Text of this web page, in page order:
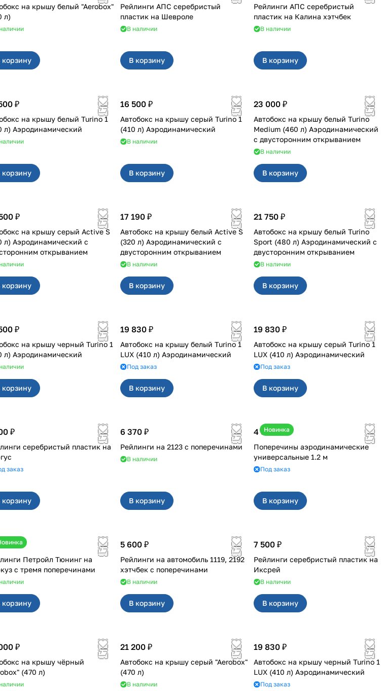
на крышу белый "Aerobox"
л)
корзину
Рейлинги АПС серебристый
пластик на Шевроле
В наличии
В корзину
Рейлинги АПС серебристый
пластик на Калина хэтчбек
В наличии
В корзину
₽
на крышу белый Turino 1
л) Аэродинамический
корзину
16 500 ₽
Автобокс на крышу серый Turino 1
(410 л) Аэродинамический
В наличии
В корзину
23 000 ₽
Автобокс на крышу белый Turino
Medium (460 л) Аэродинамический
с двусторонним открыванием
В наличии
В корзину
₽
на крышу серый Active S
л) Аэродинамический с
открыванием
корзину
17 190 ₽
Автобокс на крышу белый Active S
(320 л) Аэродинамический с
двусторонним открыванием
В наличии
В корзину
21 750 ₽
Автобокс на крышу белый Turino
Sport (480 л) Аэродинамический с
двусторонним открыванием
В наличии
В корзину
₽
на крышу черный Turino 1
л) Аэродинамический
корзину
19 830 ₽
Автобокс на крышу белый Turino 1
LUX (410 л) Аэродинамический
Под заказ
В корзину
19 830 ₽
Автобокс на крышу серый Turino 1
LUX (410 л) Аэродинамический
Под заказ
В корзину
₽
серебристый пластик на
заказ
корзину
6 370 ₽
Рейлинги на 2123 с поперечинами
В наличии
В корзину
Новинка
4 800 ₽
Поперечины аэродинамические
универсальные 1.2 м
Под заказ
В корзину
₽
Петройл Тюнинг на
с тремя поперечинами
корзину
5 600 ₽
Рейлинги на автомобиль 1119, 2192
хэтчбек с поперечинами
В наличии
В корзину
7 500 ₽
Рейлинги серебристый пластик на
Иксрей
В наличии
В корзину
₽
на крышу чёрный
(470 л)
21 200 ₽
Автобокс на крышу серый "Aerobox"
(470 л)
В наличии
19 830 ₽
Автобокс на крышу черный Turino 1
LUX (410 л) Аэродинамический
Под заказ